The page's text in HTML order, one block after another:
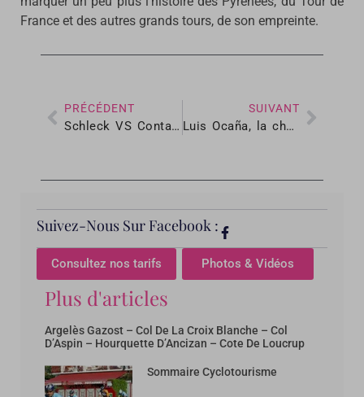
France et des autres grands tours, de son empreinte.
PRÉCÉDENT
Schleck VS Contador : un duel de légende pour le Centenaire du Tour dans les Pyrénées
SUIVANT
Luis Ocaña, la chute du Némésis d’Eddy Merckx
Suivez-Nous Sur Facebook :
Consultez nos tarifs Photos & Vidéos
Plus d'articles
Argelès Gazost – Col De La Croix Blanche – Col
D’Aspin – Hourquette D’Ancizan – Cote De Loucrup
Sommaire Cyclotourisme